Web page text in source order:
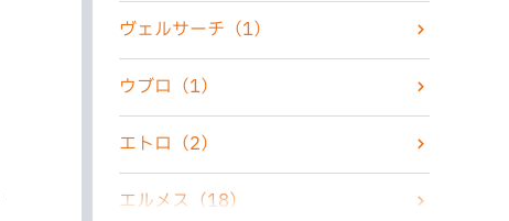
化粧品 （2）
香水 （7）
古銭・古紙幣
骨董品 （5）
ヴェルサーチ （1）
ウブロ （1）
エトロ （2）
エルメス （18）